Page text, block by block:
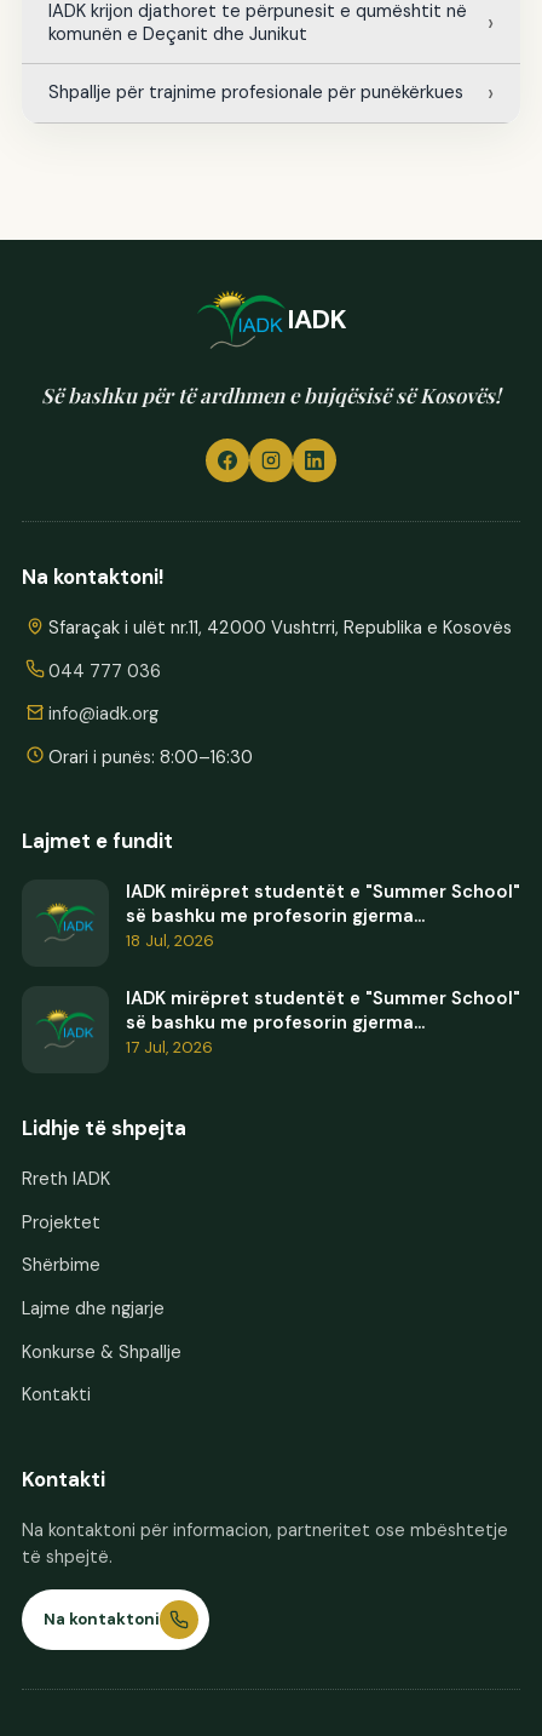
IADK krijon djathoret te përpunesit e qumështit në
komunën e Deçanit dhe Junikut
Shpallje për trajnime profesionale për punëkërkues
IADK
Së bashku për të ardhmen e bujqësisë së Kosovës!
Na kontaktoni!
Sfaraçak i ulët nr.11, 42000 Vushtrri, Republika e Kosovës
044 777 036
info@iadk.org
Orari i punës: 8:00–16:30
Lajmet e fundit
IADK mirëpret studentët e "Summer School"
së bashku me profesorin gjerma...
18 Jul, 2026
IADK mirëpret studentët e "Summer School"
së bashku me profesorin gjerma...
17 Jul, 2026
Lidhje të shpejta
Rreth IADK
Projektet
Shërbime
Lajme dhe ngjarje
Konkurse & Shpallje
Kontakti
Kontakti
Na kontaktoni për informacion, partneritet ose mbështetje
të shpejtë.
Na kontaktoni